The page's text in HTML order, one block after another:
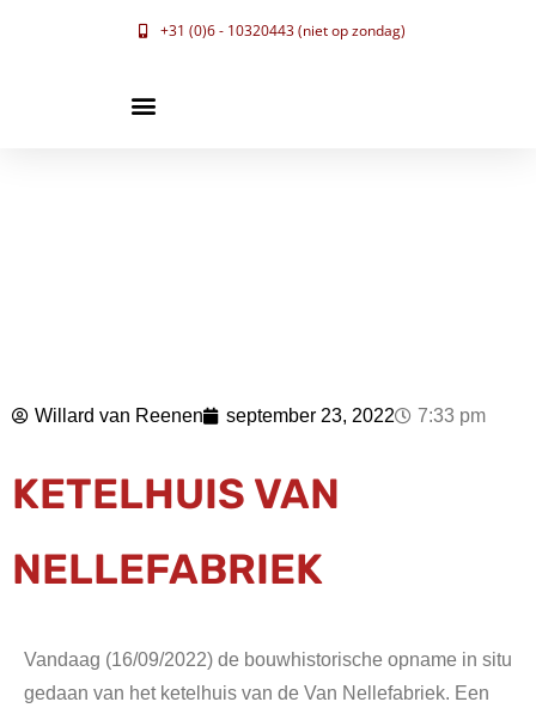
+31 (0)6 - 10320443 (niet op zondag)
Willard van Reenen september 23, 2022 7:33 pm
KETELHUIS VAN
NELLEFABRIEK
Vandaag (16/09/2022) de bouwhistorische opname in situ
gedaan van het ketelhuis van de Van Nellefabriek. Een